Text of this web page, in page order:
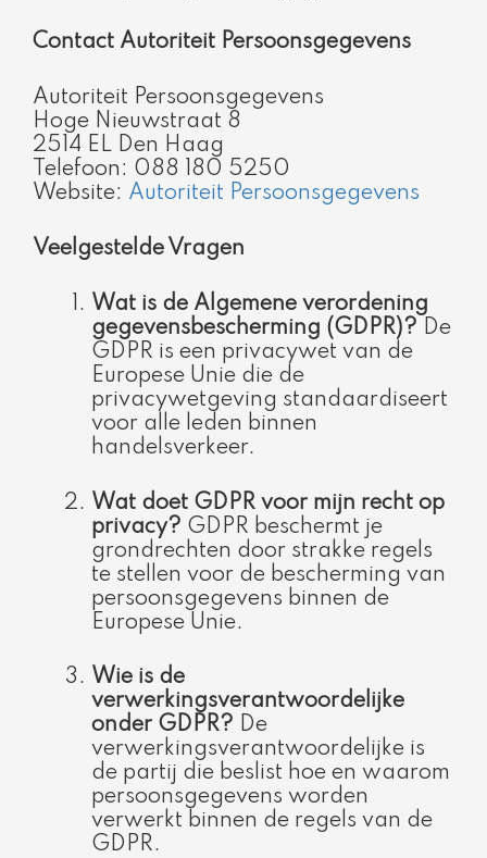
Contact Autoriteit Persoonsgegevens
Autoriteit Persoonsgegevens
Hoge Nieuwstraat 8
2514 EL Den Haag
Telefoon: 088 180 5250
Website: Autoriteit Persoonsgegevens
Veelgestelde Vragen
Wat is de Algemene verordening
gegevensbescherming (GDPR)? De
GDPR is een privacywet van de
Europese Unie die de
privacywetgeving standaardiseert
voor alle leden binnen
handelsverkeer.
Wat doet GDPR voor mijn recht op
privacy? GDPR beschermt je
grondrechten door strakke regels
te stellen voor de bescherming van
persoonsgegevens binnen de
Europese Unie.
Wie is de
verwerkingsverantwoordelijke
onder GDPR? De
verwerkingsverantwoordelijke is
de partij die beslist hoe en waarom
persoonsgegevens worden
verwerkt binnen de regels van de
GDPR.